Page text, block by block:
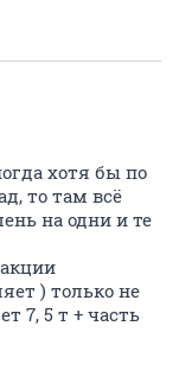
хотя бы по
то там всё
на одни и те
) только не
7, 5 т + часть